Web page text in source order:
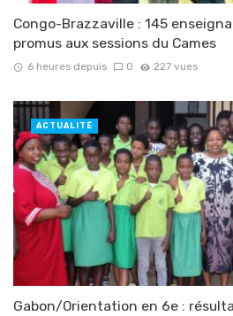
Congo-Brazzaville : 145
promus aux sessions du Cames
6 heures depuis 0 227 vues
Gabon/Orientation en 6e :
ACTUALITÉ